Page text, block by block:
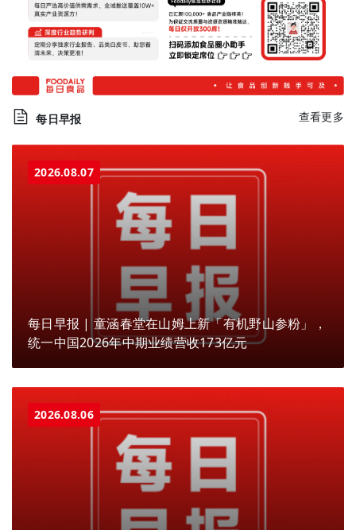
每日早报 查看更多
2026.08.07
每日早报 | 童涵春堂在山姆上新「有机野山参粉」，
统一中国2026年中期业绩营收173亿元
2026.08.06